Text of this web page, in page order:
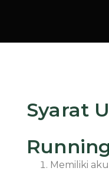
Syarat
Memiliki